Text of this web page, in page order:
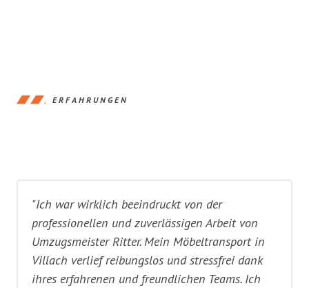
ERFAHRUNGEN
"Ich war wirklich beeindruckt von der
professionellen und zuverlässigen Arbeit von
Umzugsmeister Ritter. Mein Möbeltransport in
Villach verlief reibungslos und stressfrei dank
ihres erfahrenen und freundlichen Teams. Ich